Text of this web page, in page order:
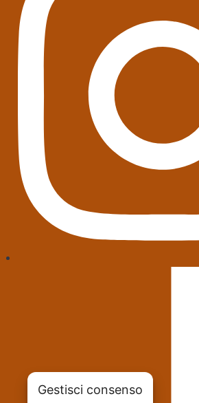
Gestisci consenso